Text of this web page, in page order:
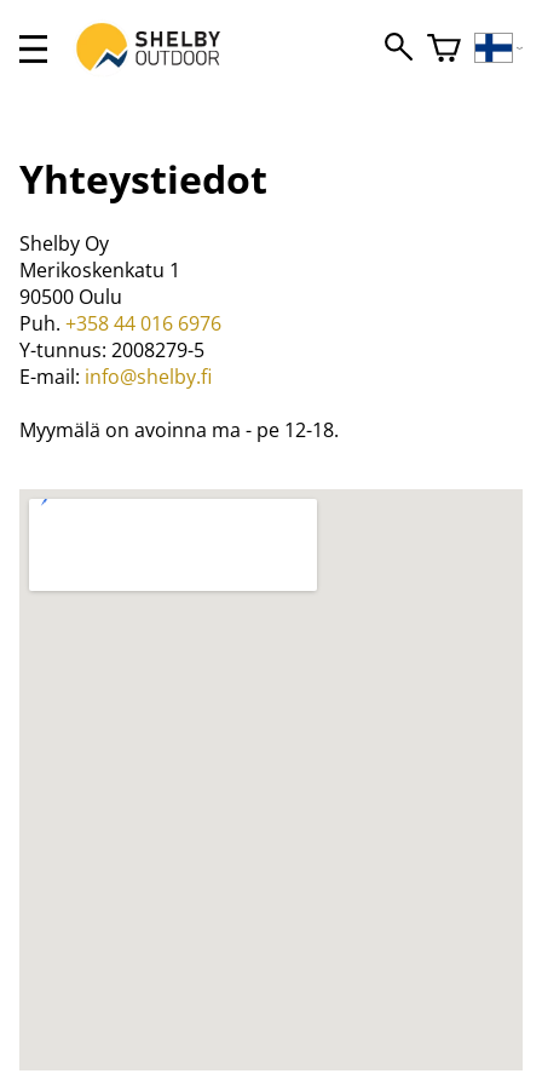
Yhteystiedot
Shelby Oy
Merikoskenkatu 1
90500 Oulu
Puh. +358 44 016 6976
Y-tunnus: 2008279-5
E-mail: info@shelby.fi
Myymälä on avoinna ma - pe 12-18.